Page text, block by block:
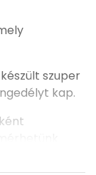
szuper
kap.